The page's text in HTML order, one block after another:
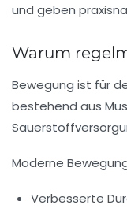
und geben
Warum
Bewegung ist für
bestehend aus
Moderne
Verbesserte